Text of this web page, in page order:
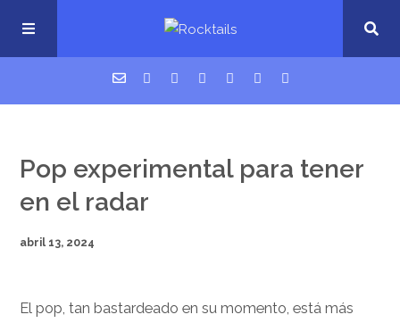
Cigarrillos en la cama
Música nueva
Pop experimental para tener
en el radar
abril 13, 2024
El pop, tan bastardeado en su momento, está más